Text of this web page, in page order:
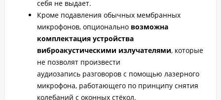
себя не выдает.
Кроме подавления обычных мембранных
микрофонов, опционально возможна
комплектация устройства
виброакустическими излучателями, которые
не позволят произвести
аудиозапись разговоров с помощью лазерного
микрофона, работающего по принципу снятия
колебаний с оконных стёкол.